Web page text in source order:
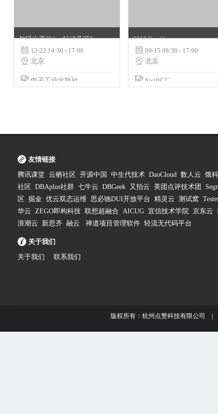
与码出高效“一起过圣诞”
 12-22 14:30 - 17:00
 北京
电子工业出版社
2018@swift
 09-15 09:30 - 17:00
 北京
SwiftGG
友情链接
腾讯课堂 云栖社区 开源中国 中生代技术 DaoCloud 数人云 饿
社区
DBAplus社群 七牛云 DBGeek 又拍云 美团点评技术团
区
掘金 优云双态运维 思必驰DUI开放平台 精灵云 测试窝
华云 ZEGO即构科技 联想超融合 AICUG 宜信技术学院 京东云
浪潮云
新思齐 融云 禅道项目管理软件 轻流无代码平台
关于我们
关于我们 联系我们
版权所有：杭州点赞科技有限公司